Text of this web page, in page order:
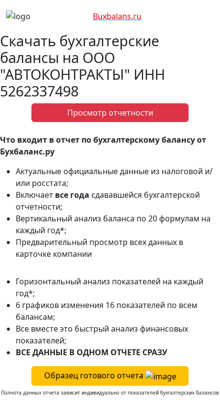
Buxbalans.ru
Скачать бухгалтерские
балансы на ООО
"АВТОКОНТРАКТЫ" ИНН
5262337498
Просмотр отчетности
Что входит в отчет по бухгалтерскому балансу от
Бухбаланс.ру
Актуальные официальные данные из налоговой и/
или росстата;
Включает все года сдававшейся бухгалтерской
отчетности;
Вертикальный анализ баланса по 20 формулам на
каждый год*;
Предварительный просмотр всех данных в
карточке компании
Горизонтальный анализ показателей на каждый
год*;
6 графиков изменения 16 показателей по всем
балансам;
Все вместе это быстрый анализ финансовых
показателей;
ВСЕ ДАННЫЕ В ОДНОМ ОТЧЕТЕ СРАЗУ
Образец готового отчета
Полнота данных отчета зависит индивидуально от показателей бухгалтерских балансов